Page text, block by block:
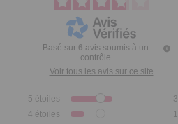
Basé sur 6 avis soumis à un
contrôle
Voir tous les avis sur ce site
5 étoiles
3
4 étoiles
1